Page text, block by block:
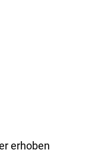
erhoben